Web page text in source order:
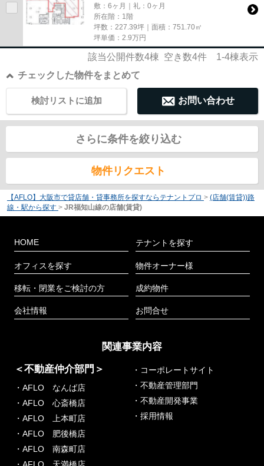
敷：6ヶ月｜礼：0ヶ月
所在階：1階
坪数：227.39坪｜面積：751.70㎡
坪単価： 2.9万円
該当公開件数4棟 空き数4件 1-4棟表示
チェックした物件をまとめて
お問い合わせ
検討リストに追加
さらに条件を絞り込む
物件リクエスト
【AFLO】大阪市で貸店舗・貸事務所を探すならテナントプロ > (店舗(賃貸))路
線・駅から探す > JR福知山線の店舗(賃貸)
HOME
オフィスを探す
移転・閉業をご検討の方
会社情報
テナントを探す
物件オーナー様
成約物件
お問合せ
関連事業内容
＜不動産仲介部門＞
・AFLO なんば店
・AFLO 心斎橋店
・AFLO 上本町店
・AFLO 肥後橋店
・AFLO 南森町店
・コーポレートサイト
・不動産管理部門
・不動産開発事業
・採用情報